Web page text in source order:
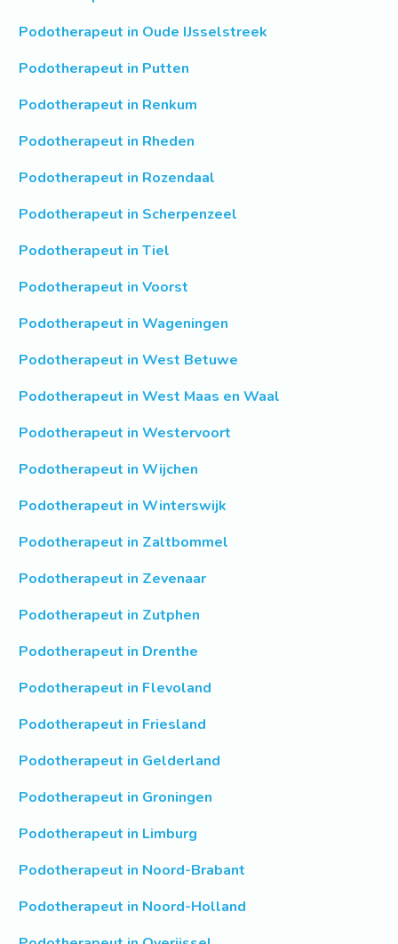
Podotherapeut in Oude IJsselstreek
Podotherapeut in Putten
Podotherapeut in Renkum
Podotherapeut in Rheden
Podotherapeut in Rozendaal
Podotherapeut in Scherpenzeel
Podotherapeut in Tiel
Podotherapeut in Voorst
Podotherapeut in Wageningen
Podotherapeut in West Betuwe
Podotherapeut in West Maas en Waal
Podotherapeut in Westervoort
Podotherapeut in Wijchen
Podotherapeut in Winterswijk
Podotherapeut in Zaltbommel
Podotherapeut in Zevenaar
Podotherapeut in Zutphen
Podotherapeut in Drenthe
Podotherapeut in Flevoland
Podotherapeut in Friesland
Podotherapeut in Gelderland
Podotherapeut in Groningen
Podotherapeut in Limburg
Podotherapeut in Noord-Brabant
Podotherapeut in Noord-Holland